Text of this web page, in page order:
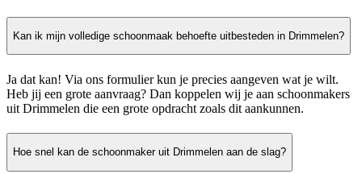
Kan ik mijn volledige schoonmaak behoefte uitbesteden in Drimmelen?
Ja dat kan! Via ons formulier kun je precies aangeven wat je wilt.
Heb jij een grote aanvraag? Dan koppelen wij je aan schoonmakers
uit Drimmelen die een grote opdracht zoals dit aankunnen.
Hoe snel kan de schoonmaker uit Drimmelen aan de slag?